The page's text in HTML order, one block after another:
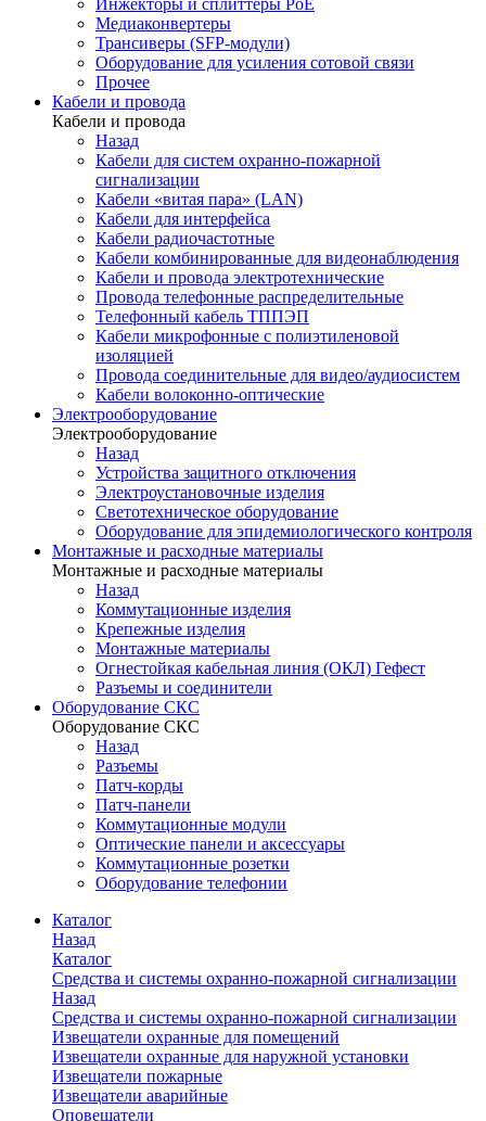
Инжекторы и сплиттеры PoE
Медиаконвертеры
Трансиверы (SFP-модули)
Оборудование для усиления сотовой связи
Прочее
Кабели и провода
Кабели и провода
Назад
Кабели для систем охранно-пожарной
сигнализации
Кабели «витая пара» (LAN)
Кабели для интерфейса
Кабели радиочастотные
Кабели комбинированные для видеонаблюдения
Кабели и провода электротехнические
Провода телефонные распределительные
Телефонный кабель ТППЭП
Кабели микрофонные с полиэтиленовой
изоляцией
Провода соединительные для видео/аудиосистем
Кабели волоконно-оптические
Электрооборудование
Электрооборудование
Назад
Устройства защитного отключения
Электроустановочные изделия
Светотехническое оборудование
Оборудование для эпидемиологического контроля
Монтажные и расходные материалы
Монтажные и расходные материалы
Назад
Коммутационные изделия
Крепежные изделия
Монтажные материалы
Огнестойкая кабельная линия (ОКЛ) Гефест
Разъемы и соединители
Оборудование СКС
Оборудование СКС
Назад
Разъемы
Патч-корды
Патч-панели
Коммутационные модули
Оптические панели и аксессуары
Коммутационные розетки
Оборудование телефонии
Каталог
Назад
Каталог
Средства и системы охранно-пожарной сигнализации
Назад
Средства и системы охранно-пожарной сигнализации
Извещатели охранные для помещений
Извещатели охранные для наружной установки
Извещатели пожарные
Извещатели аварийные
Оповещатели